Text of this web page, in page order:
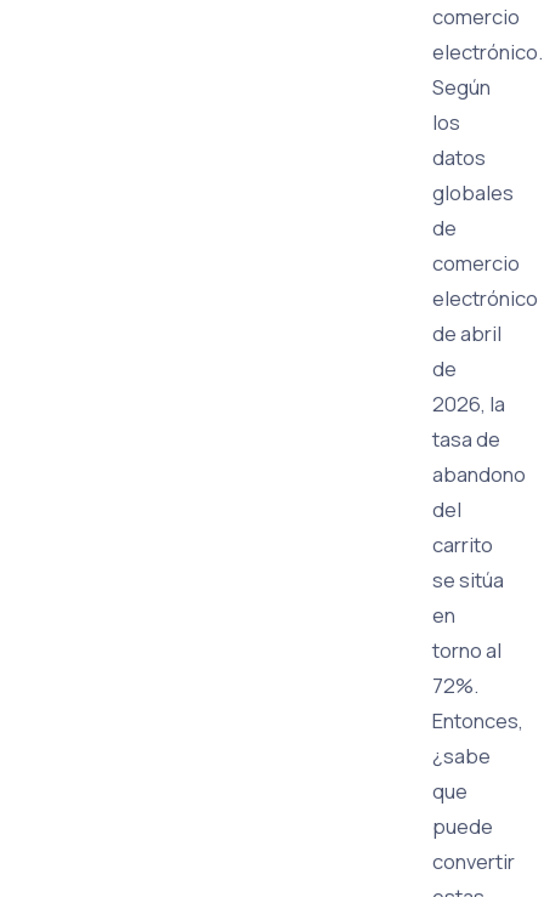
comercio
electrónico.
Según
los
datos
globales
de
comercio
electrónico
de abril
de
2026, la
tasa de
abandono
del
carrito
se sitúa
en
torno al
72%.
Entonces,
¿sabe
que
puede
convertir